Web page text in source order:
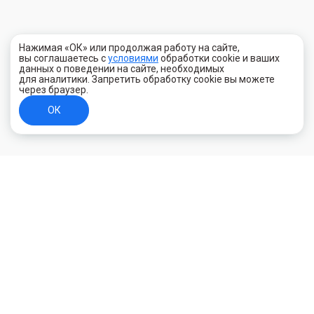
Нажимая «ОК» или продолжая работу на сайте,
вы соглашаетесь сусловиями обработки cookie и ваших
данных о поведении на сайте, необходимых
для аналитики. Запретить обработку cookie вы можете
через браузер.
ОК